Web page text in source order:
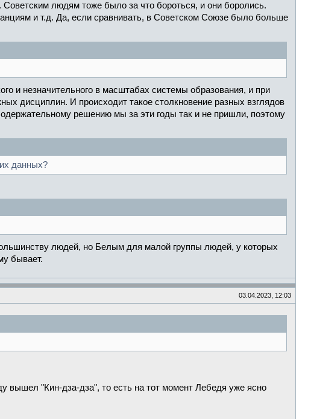
людям тоже было за что бороться, и они боролись.
и т.д. Да, если сравнивать, в Советском Союзе было больше
и незначительного в масштабах системы образования, и при
дисциплин. И происходит такое столкновение разных взглядов
решению мы за эти годы так и не пришли, поэтому
данных?
людей, но Белым для малой группы людей, у которых
бывает.
03.04.2023, 12:03
вышел "Кин-дза-дза", то есть на тот момент Лебедя уже ясно